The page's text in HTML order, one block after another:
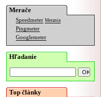
Merače
Speedmeter Merania
Pingmeter
Googlemeter
Hľadanie
Top články